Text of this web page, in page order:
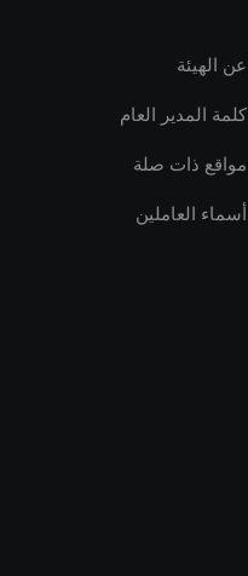
عن الهيئة
كلمة المدير العام
مواقع ذات صلة
أسماء العاملين